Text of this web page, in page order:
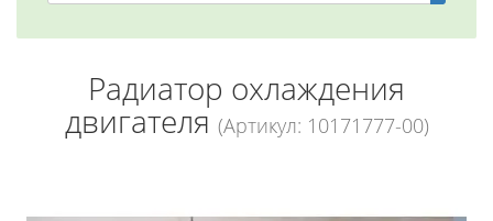
Радиатор охлаждения
двигателя (Артикул: 10171777-00)